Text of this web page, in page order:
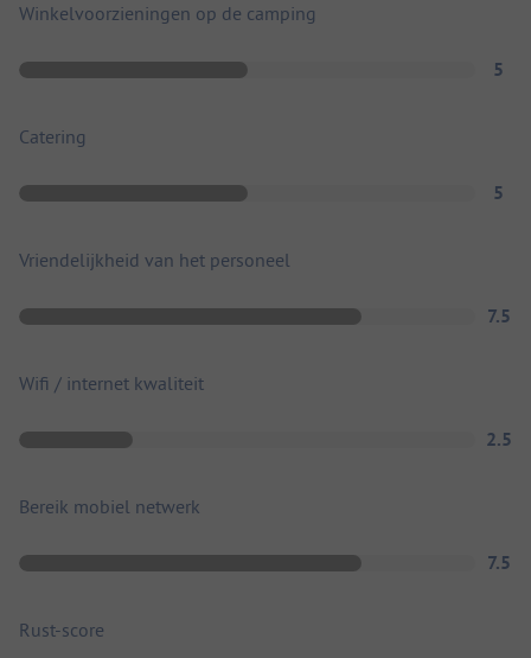
Winkelvoorzieningen op de camping
5
Catering
5
Vriendelijkheid van het personeel
7.5
Wifi / internet kwaliteit
2.5
Bereik mobiel netwerk
7.5
Rust-score